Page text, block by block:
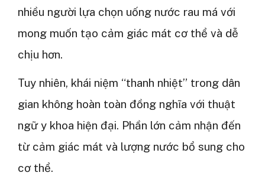
nhiều người lựa chọn uống nước rau má với
mong muốn tạo cảm giác mát cơ thể và dễ
chịu hơn.
Tuy nhiên, khái niệm “thanh nhiệt” trong dân
gian không hoàn toàn đồng nghĩa với thuật
ngữ y khoa hiện đại. Phần lớn cảm nhận đến
từ cảm giác mát và lượng nước bổ sung cho
cơ thể.